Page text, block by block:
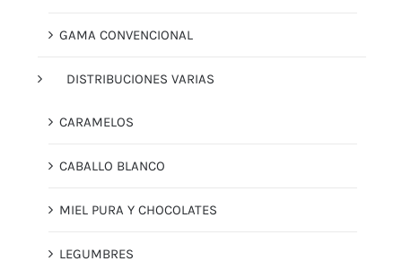
GAMA CONVENCIONAL
DISTRIBUCIONES VARIAS
CARAMELOS
CABALLO BLANCO
MIEL PURA Y CHOCOLATES
LEGUMBRES